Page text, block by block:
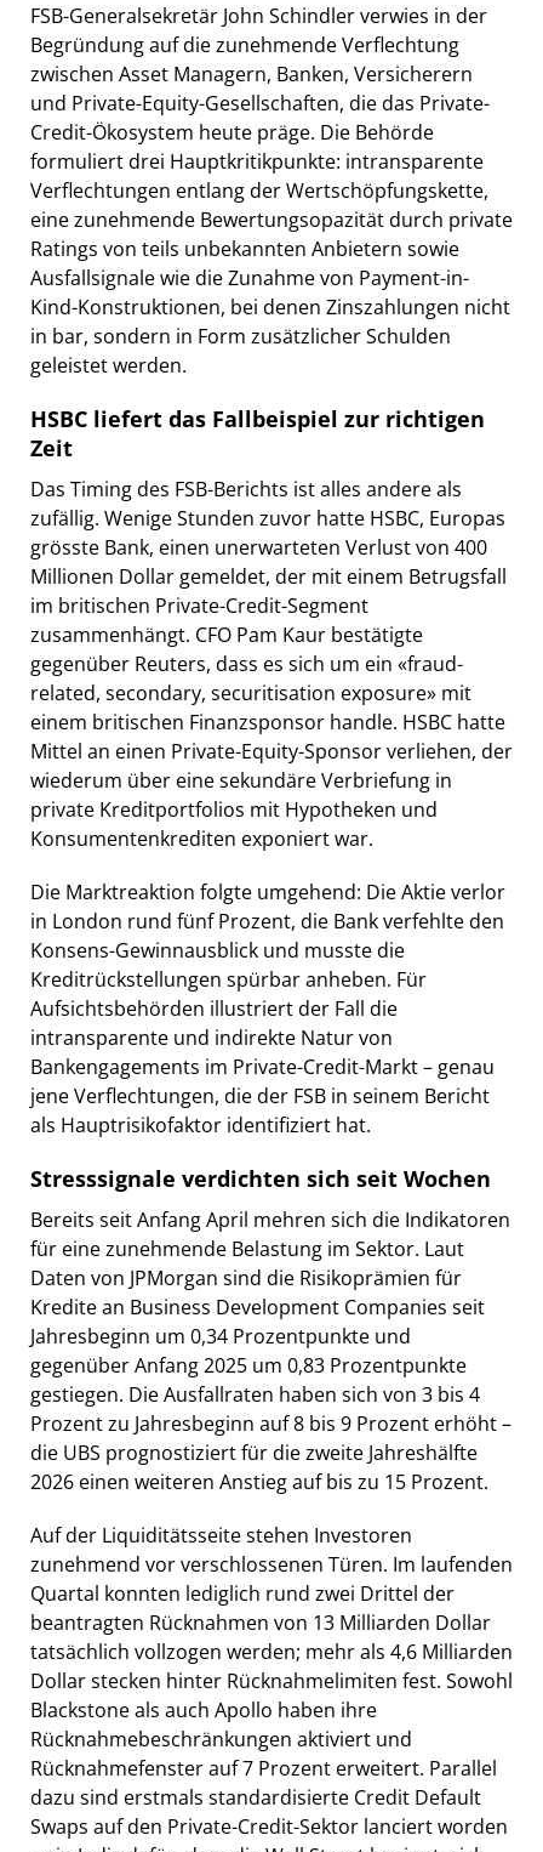
FSB-Generalsekretär John Schindler verwies in der
Begründung auf die zunehmende Verflechtung
zwischen Asset Managern, Banken, Versicherern
und Private-Equity-Gesellschaften, die das Private-
Credit-Ökosystem heute präge. Die Behörde
formuliert drei Hauptkritikpunkte: intransparente
Verflechtungen entlang der Wertschöpfungskette,
eine zunehmende Bewertungsopazität durch private
Ratings von teils unbekannten Anbietern sowie
Ausfallsignale wie die Zunahme von Payment-in-
Kind-Konstruktionen, bei denen Zinszahlungen nicht
in bar, sondern in Form zusätzlicher Schulden
geleistet werden.
HSBC liefert das Fallbeispiel zur richtigen
Zeit
Das Timing des FSB-Berichts ist alles andere als
zufällig. Wenige Stunden zuvor hatte HSBC, Europas
grösste Bank, einen unerwarteten Verlust von 400
Millionen Dollar gemeldet, der mit einem Betrugsfall
im britischen Private-Credit-Segment
zusammenhängt. CFO Pam Kaur bestätigte
gegenüber Reuters, dass es sich um ein «fraud-
related, secondary, securitisation exposure» mit
einem britischen Finanzsponsor handle. HSBC hatte
Mittel an einen Private-Equity-Sponsor verliehen, der
wiederum über eine sekundäre Verbriefung in
private Kreditportfolios mit Hypotheken und
Konsumentenkrediten exponiert war.
Die Marktreaktion folgte umgehend: Die Aktie verlor
in London rund fünf Prozent, die Bank verfehlte den
Konsens-Gewinnausblick und musste die
Kreditrückstellungen spürbar anheben. Für
Aufsichtsbehörden illustriert der Fall die
intransparente und indirekte Natur von
Bankengagements im Private-Credit-Markt – genau
jene Verflechtungen, die der FSB in seinem Bericht
als Hauptrisikofaktor identifiziert hat.
Stresssignale verdichten sich seit Wochen
Bereits seit Anfang April mehren sich die Indikatoren
für eine zunehmende Belastung im Sektor. Laut
Daten von JPMorgan sind die Risikoprämien für
Kredite an Business Development Companies seit
Jahresbeginn um 0,34 Prozentpunkte und
gegenüber Anfang 2025 um 0,83 Prozentpunkte
gestiegen. Die Ausfallraten haben sich von 3 bis 4
Prozent zu Jahresbeginn auf 8 bis 9 Prozent erhöht –
die UBS prognostiziert für die zweite Jahreshälfte
2026 einen weiteren Anstieg auf bis zu 15 Prozent.
Auf der Liquiditätsseite stehen Investoren
zunehmend vor verschlossenen Türen. Im laufenden
Quartal konnten lediglich rund zwei Drittel der
beantragten Rücknahmen von 13 Milliarden Dollar
tatsächlich vollzogen werden; mehr als 4,6 Milliarden
Dollar stecken hinter Rücknahmelimiten fest. Sowohl
Blackstone als auch Apollo haben ihre
Rücknahmebeschränkungen aktiviert und
Rücknahmefenster auf 7 Prozent erweitert. Parallel
dazu sind erstmals standardisierte Credit Default
Swaps auf den Private-Credit-Sektor lanciert worden